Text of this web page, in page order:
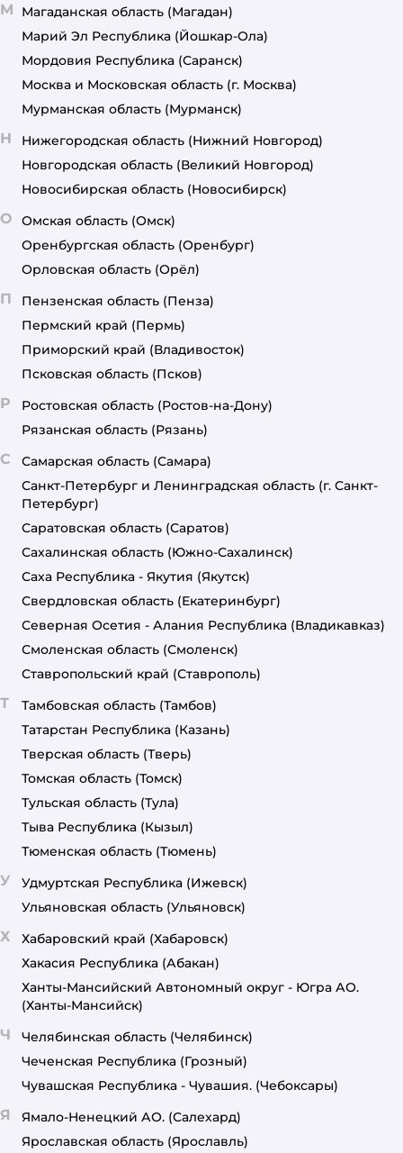
М Магаданская область (Магадан)
Марий Эл Республика (Йошкар-Ола)
Мордовия Республика (Саранск)
Москва и Московская область (г. Москва)
Мурманская область (Мурманск)
Н Нижегородская область (Нижний Новгород)
Новгородская область (Великий Новгород)
Новосибирская область (Новосибирск)
О Омская область (Омск)
Оренбургская область (Оренбург)
Орловская область (Орёл)
П Пензенская область (Пенза)
Пермский край (Пермь)
Приморский край (Владивосток)
Псковская область (Псков)
Р Ростовская область (Ростов-на-Дону)
Рязанская область (Рязань)
С Самарская область (Самара)
Санкт-Петербург и Ленинградская область (г. Санкт-
Петербург)
Саратовская область (Саратов)
Сахалинская область (Южно-Сахалинск)
Саха Республика - Якутия (Якутск)
Свердловская область (Екатеринбург)
Северная Осетия - Алания Республика (Владикавказ)
Смоленская область (Смоленск)
Ставропольский край (Ставрополь)
Т Тамбовская область (Тамбов)
Татарстан Республика (Казань)
Тверская область (Тверь)
Томская область (Томск)
Тульская область (Тула)
Тыва Республика (Кызыл)
Тюменская область (Тюмень)
У Удмуртская Республика (Ижевск)
Ульяновская область (Ульяновск)
Х Хабаровский край (Хабаровск)
Хакасия Республика (Абакан)
Ханты-Мансийский Автономный округ - Югра АО.
(Ханты-Мансийск)
Ч Челябинская область (Челябинск)
Чеченская Республика (Грозный)
Чувашская Республика - Чувашия. (Чебоксары)
Я Ямало-Ненецкий АО. (Салехард)
Ярославская область (Ярославль)